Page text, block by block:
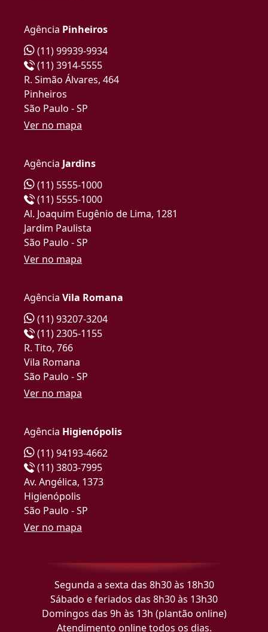
Agência Pinheiros
(11) 99939-9934
(11) 3914-5555
R. Simão Álvares, 464
Pinheiros
São Paulo - SP
Ver no mapa
Agência Jardins
(11) 5555-1000
(11) 5555-1000
Al. Joaquim Eugênio de Lima, 1281
Jardim Paulista
São Paulo - SP
Ver no mapa
Agência Vila Romana
(11) 93207-3204
(11) 2305-1155
R. Tito, 766
Vila Romana
São Paulo - SP
Ver no mapa
Agência Higienópolis
(11) 94193-4662
(11) 3803-7995
Av. Angélica, 1373
Higienópolis
São Paulo - SP
Ver no mapa
Segunda a sexta das 8h30 às 18h30
Sábado e feriados das 8h30 às 13h30
Domingos das 9h às 13h (plantão online)
Atendimento online todos os dias.